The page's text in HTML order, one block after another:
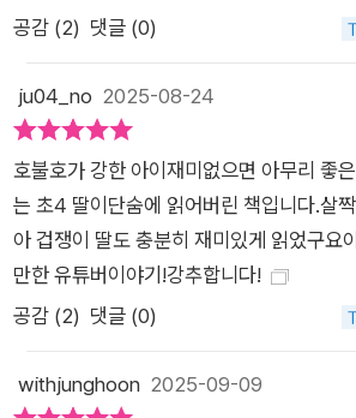
평범한 일상 너머 있을지도 모르는 낯선 이
이 독자들을 초대한다. 글을 쓰는 내내 열 살의 제가 무서워하던
계단에 홀로 있었어요. 익숙한 곳과 낯선 곳 사이, 환한 곳과 어두
겨내던 기억. 어린이 독자들이 저와 비슷한 기분을 느꼈으면 합니
다. -작가의 말에서 ■비룡소의 새로운 어린이 추리소설 컬렉션,
더 미스터리 비룡소가 어린이를 위한 추리소설 시리즈 ‘더 미스터
리’를 새롭게 선보인다. 어린이의 눈높이에
도 시시하지 않은 사건들이 어린이 독자들
과정을 따라가며 직접 탐정이 된 기분으로
공감 (2) 댓글 (0)
ju04_no 2025-08-24
호불호가 강한 아이​재미없으면 아무리 좋
는 초4 딸이단숨에 읽어버린 책입니다.살
아 겁쟁이 딸도 충분히 재미있게 읽었구요
만한 유튜버이야기!강추합니다!
공감 (2) 댓글 (0)
withjunghoon 2025-09-09